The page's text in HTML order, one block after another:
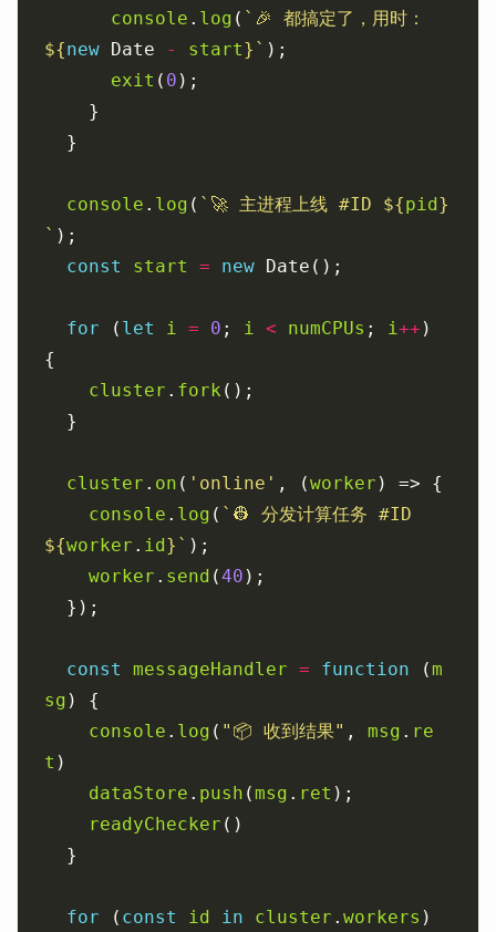
console . log ( `🎉 都搞定了，用时：
${new Date - start} `
exit ( 0
console . log ( `🚀 主进程上线 #ID ${pid}
`
const
start = new
for ( let i = 0 ; i < numCPUs ; i++ )
cluster . fork
cluster . on ( 'online' , (worker
console . log (
${worker . id} `
worker . send (40
const messageHandler = function (m
sg
console . log ( "📦 收到结果" , msg . re
t
dataStore . push (msg . ret
readyChecker
for ( const id in cluster . workers )